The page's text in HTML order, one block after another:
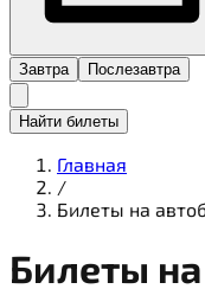
Завтра Послезавтра
Найти билеты
Главная
/
Билеты на
Билеты на